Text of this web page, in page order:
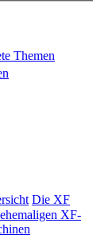
Themen
Die XF
XF-